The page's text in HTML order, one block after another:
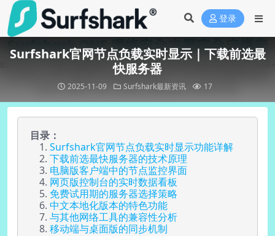
登录
Surfshark官网节点负载实时显示｜下载前选最
快服务器
2025-11-09 Surfshark最新资讯 17
目录：
Surfshark官网节点负载实时显示功能详解
下载前选最快服务器的技术原理
电脑版客户端中的节点监控界面
网页版控制台的实时数据看板
免费试用期的服务器选择策略
中文本地化版本的特色功能
与其他网络工具的兼容性分析
移动端与桌面版的同步机制